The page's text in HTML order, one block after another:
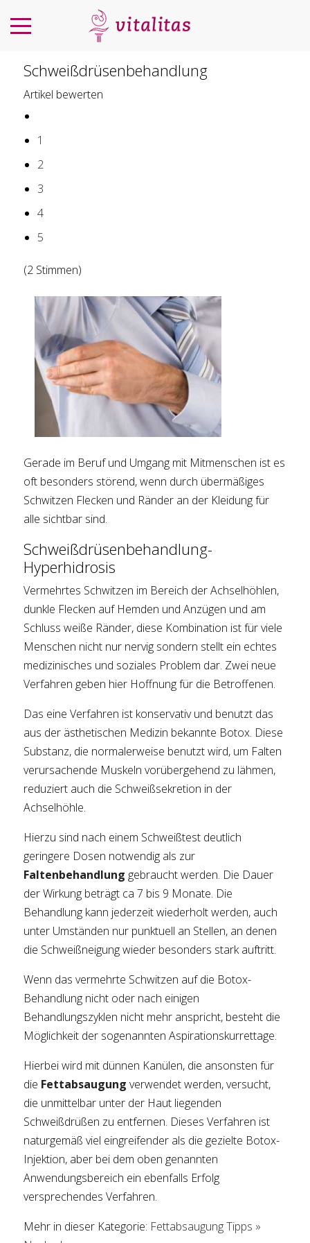
Schweißdrüsenbehandlung
Artikel bewerten
1
2
3
4
5
(2 Stimmen)
Gerade im Beruf und Umgang mit Mitmenschen ist es
oft besonders störend, wenn durch übermäßiges
Schwitzen Flecken und Ränder an der Kleidung für
alle sichtbar sind.
Schweißdrüsenbehandlung-
Hyperhidrosis
Vermehrtes Schwitzen im Bereich der Achselhöhlen,
dunkle Flecken auf Hemden und Anzügen und am
Schluss weiße Ränder, diese Kombination ist für viele
Menschen nicht nur nervig sondern stellt ein echtes
medizinisches und soziales Problem dar. Zwei neue
Verfahren geben hier Hoffnung für die Betroffenen.
Das eine Verfahren ist konservativ und benutzt das
aus der ästhetischen Medizin bekannte Botox. Diese
Substanz, die normalerweise benutzt wird, um Falten
verursachende Muskeln vorübergehend zu lähmen,
reduziert auch die Schweißsekretion in der
Achselhöhle.
Hierzu sind nach einem Schweißtest deutlich
geringere Dosen notwendig als zur
Faltenbehandlung gebraucht werden. Die Dauer
der Wirkung beträgt ca 7 bis 9 Monate. Die
Behandlung kann jederzeit wiederholt werden, auch
unter Umständen nur punktuell an Stellen, an denen
die Schweißneigung wieder besonders stark auftritt.
Wenn das vermehrte Schwitzen auf die Botox-
Behandlung nicht oder nach einigen
Behandlungszyklen nicht mehr anspricht, besteht die
Möglichkeit der sogenannten Aspirationskurrettage.
Hierbei wird mit dünnen Kanülen, die ansonsten für
die Fettabsaugung verwendet werden, versucht,
die unmittelbar unter der Haut liegenden
Schweißdrüßen zu entfernen. Dieses Verfahren ist
naturgemäß viel eingreifender als die gezielte Botox-
Injektion, aber bei dem oben genannten
Anwendungsbereich ein ebenfalls Erfolg
versprechendes Verfahren.
Mehr in dieser Kategorie: Fettabsaugung Tipps »